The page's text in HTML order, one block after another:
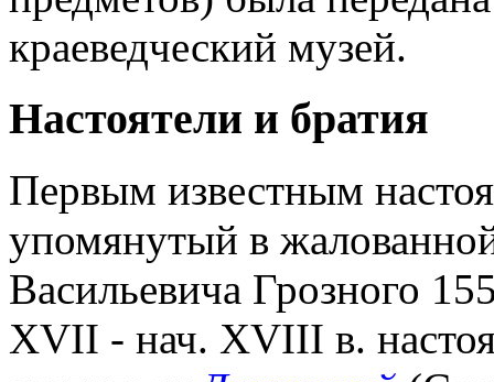
краеведческий музей.
Настоятели и братия
Первым известным
упомянутый в
Васильевича Грозного
XVII - нач. XVIII в.